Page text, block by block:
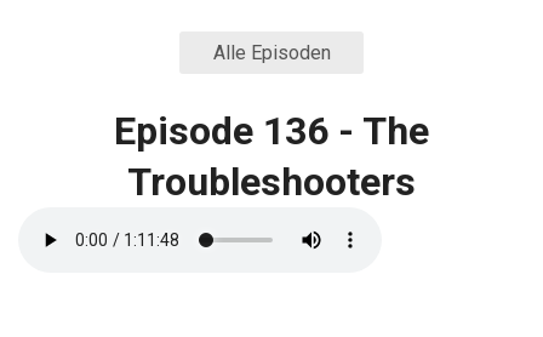
Alle Episoden
Episode 136 - The
Troubleshooters